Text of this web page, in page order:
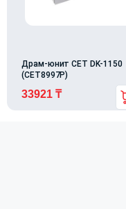
Драм-юнит CET DK-1150
(CET8997P)
33921 ₸